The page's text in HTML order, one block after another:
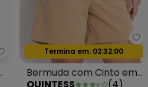
Quintess - Bermuda Cinza
Oferta relâmpago
Termina em: 02:31:58
Bermuda com Cinto em